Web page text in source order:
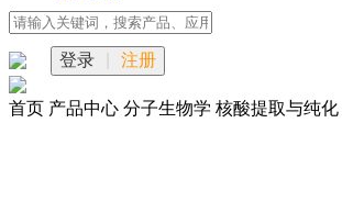
登录 注册
首页 产品中心 分子生物学 核酸提取与纯化